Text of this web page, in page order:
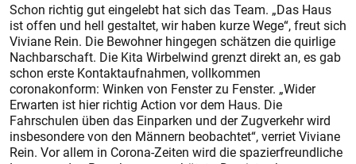
Schon richtig gut eingelebt hat sich das Team. „Das Haus
ist offen und hell gestaltet, wir haben kurze Wege“, freut sich
Viviane Rein. Die Bewohner hingegen schätzen die quirlige
Nachbarschaft. Die Kita Wirbelwind grenzt direkt an, es gab
schon erste Kontaktaufnahmen, vollkommen
coronakonform: Winken von Fenster zu Fenster. „Wider
Erwarten ist hier richtig Action vor dem Haus. Die
Fahrschulen üben das Einparken und der Zugverkehr wird
insbesondere von den Männern beobachtet“, verriet Viviane
Rein. Vor allem in Corona-Zeiten wird die spazierfreundliche